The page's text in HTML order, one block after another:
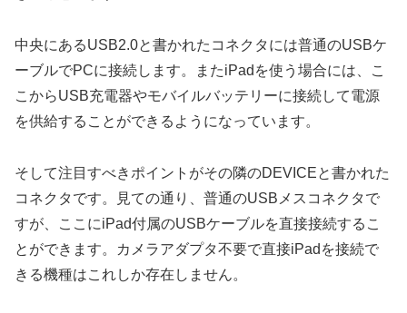
中央にあるUSB2.0と書かれたコネクタには普通のUSBケ
ーブルでPCに接続します。またiPadを使う場合には、こ
こからUSB充電器やモバイルバッテリーに接続して電源
を供給することができるようになっています。
そして注目すべきポイントがその隣のDEVICEと書かれた
コネクタです。見ての通り、普通のUSBメスコネクタで
すが、ここにiPad付属のUSBケーブルを直接接続するこ
とができます。カメラアダプタ不要で直接iPadを接続で
きる機種はこれしか存在しません。